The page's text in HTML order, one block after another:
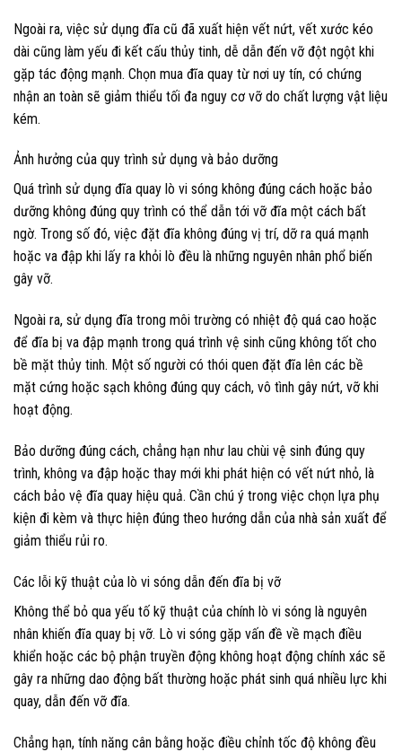
Ngoài ra, việc sử dụng đĩa cũ đã xuất hiện vết nứt, vết xước kéo
dài cũng làm yếu đi kết cấu thủy tinh, dễ dẫn đến vỡ đột ngột khi
gặp tác động mạnh. Chọn mua đĩa quay từ nơi uy tín, có chứng
nhận an toàn sẽ giảm thiểu tối đa nguy cơ vỡ do chất lượng vật liệu
kém.
Ảnh hưởng của quy trình sử dụng và bảo dưỡng
Quá trình sử dụng đĩa quay lò vi sóng không đúng cách hoặc bảo
dưỡng không đúng quy trình có thể dẫn tới vỡ đĩa một cách bất
ngờ. Trong số đó, việc đặt đĩa không đúng vị trí, dỡ ra quá mạnh
hoặc va đập khi lấy ra khỏi lò đều là những nguyên nhân phổ biến
gây vỡ.
Ngoài ra, sử dụng đĩa trong môi trường có nhiệt độ quá cao hoặc
để đĩa bị va đập mạnh trong quá trình vệ sinh cũng không tốt cho
bề mặt thủy tinh. Một số người có thói quen đặt đĩa lên các bề
mặt cứng hoặc sạch không đúng quy cách, vô tình gây nứt, vỡ khi
hoạt động.
Bảo dưỡng đúng cách, chẳng hạn như lau chùi vệ sinh đúng quy
trình, không va đập hoặc thay mới khi phát hiện có vết nứt nhỏ, là
cách bảo vệ đĩa quay hiệu quả. Cần chú ý trong việc chọn lựa phụ
kiện đi kèm và thực hiện đúng theo hướng dẫn của nhà sản xuất để
giảm thiểu rủi ro.
Các lỗi kỹ thuật của lò vi sóng dẫn đến đĩa bị vỡ
Không thể bỏ qua yếu tố kỹ thuật của chính lò vi sóng là nguyên
nhân khiến đĩa quay bị vỡ. Lò vi sóng gặp vấn đề về mạch điều
khiển hoặc các bộ phận truyền động không hoạt động chính xác sẽ
gây ra những dao động bất thường hoặc phát sinh quá nhiều lực khi
quay, dẫn đến vỡ đĩa.
Chẳng hạn, tính năng cân bằng hoặc điều chỉnh tốc độ không đều